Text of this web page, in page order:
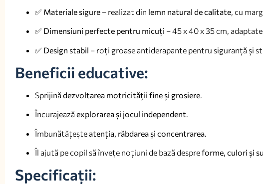
✅ Materiale sigure – realizat din lemn natural de calitate , cu
✅ Dimensiuni perfecte pentru micuți – 45 x 40 x 35 cm,
✅ Design stabil – roți groase antiderapante pentru siguranță și
Beneficii educative:
Sprijină dezvoltarea motricității fine și grosiere.
Încurajează explorarea și jocul independent.
Îmbunătățește atenția, răbdarea și concentrarea
Îl ajută pe copil să învețe noțiuni de bază despreforme, culori și
Specificații: